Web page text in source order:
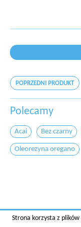
POPRZEDNI PRODUKT
Polecamy
Acai Bez czarny
Oleorezyna oregano
Strona korzysta z plików